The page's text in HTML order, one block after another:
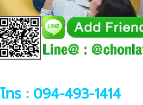
โทร : 094-493-1414